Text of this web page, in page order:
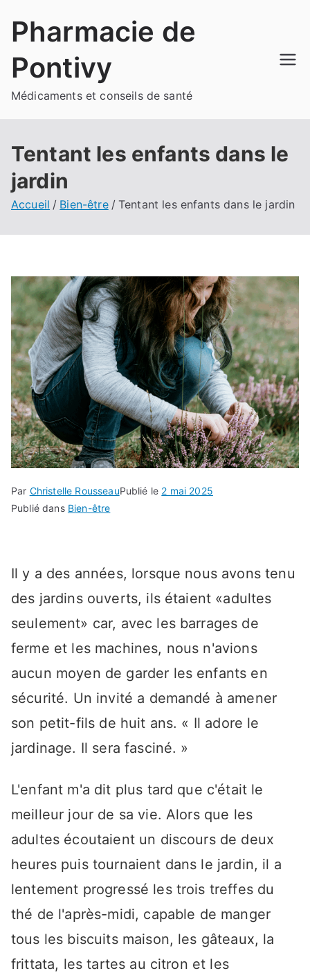
Pharmacie de
Pontivy
Médicaments et conseils de santé
Tentant les enfants dans le
jardin
Accueil Bien-être Tentant les enfants dans le jardin
Par Christelle RousseauPublié le 2 mai 2025
Publié dans Bien-être
Il y a des années, lorsque nous avons tenu
des jardins ouverts, ils étaient «adultes
seulement» car, avec les barrages de
ferme et les machines, nous n'avions
aucun moyen de garder les enfants en
sécurité. Un invité a demandé à amener
son petit-fils de huit ans. « Il adore le
jardinage. Il sera fasciné. »
L'enfant m'a dit plus tard que c'était le
meilleur jour de sa vie. Alors que les
adultes écoutaient un discours de deux
heures puis tournaient dans le jardin, il a
lentement progressé les trois treffes du
thé de l'après-midi, capable de manger
tous les biscuits maison, les gâteaux, la
frittata, les tartes au citron et les